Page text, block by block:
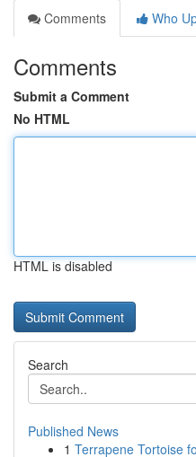
Comments
Who
Comments
Submit a Comment
No HTML
HTML is disabled
Search
Published News
1 Terrapene Tortoise